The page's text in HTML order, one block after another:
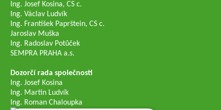
Ing. Josef Kosina, CS c.
Ing. Václav Ludvík
Ing. František Paprštein, CS c.
Jaroslav Muška
Ing. Radoslav Potůček
SEMPRA PRAHA a.s.
Dozorčí rada společnosti
Ing. Josef Kosina
Ing. Martin Ludvík
Ing. Roman Chaloupka